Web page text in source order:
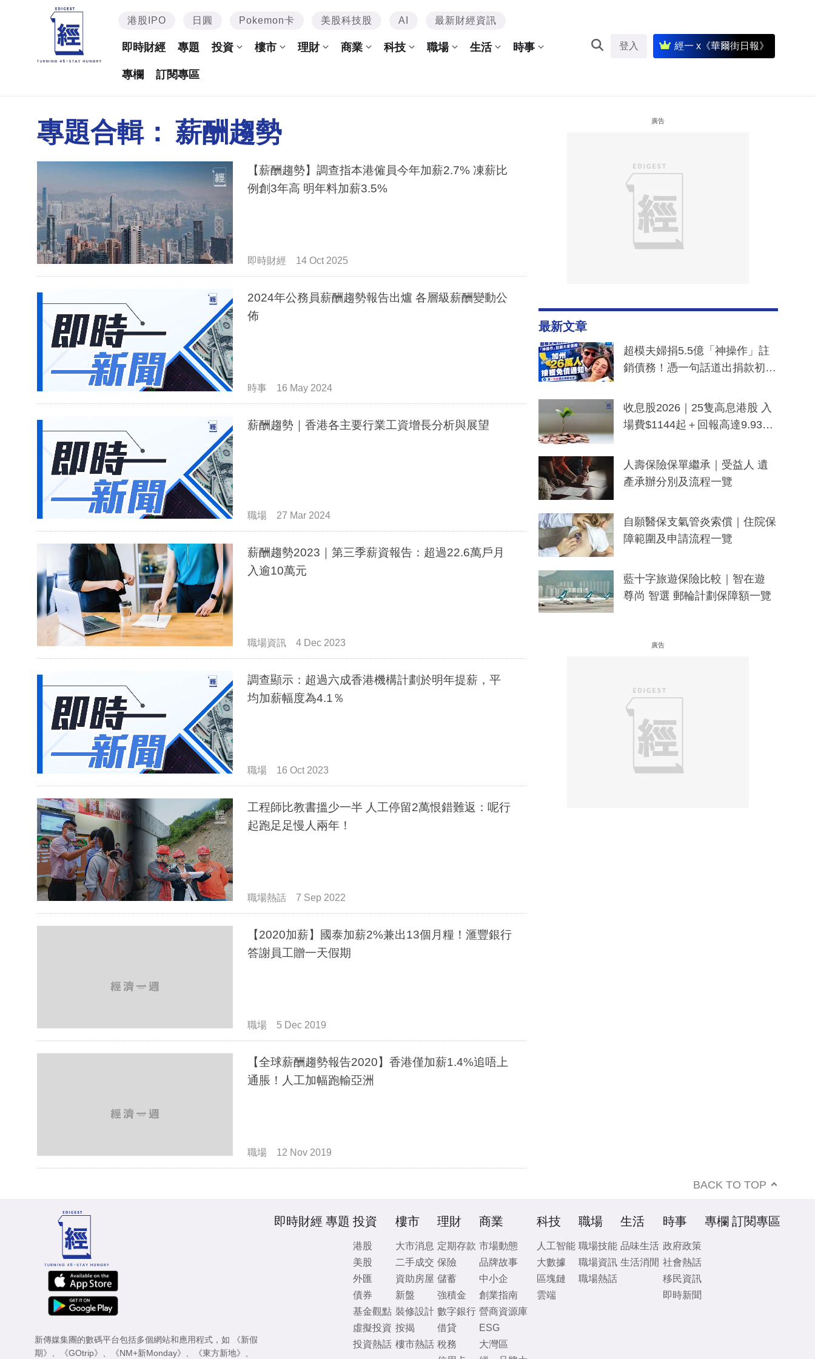
港股IPO 日圓 Pokemon卡 美股科技股 AI 最新財經資訊
即時財經 專題 投資 樓市 理財 商業 科技 職場 生活 時事
專欄 訂閱專區
登入 經一 x《華爾街日報》
專題合輯： 薪酬趨勢
【薪酬趨勢】調查指本港僱員今年加薪2.7% 凍薪比
例創3年高 明年料加薪3.5%
即時財經 14 Oct 2025
2024年公務員薪酬趨勢報告出爐 各層級薪酬變動公
佈
時事 16 May 2024
薪酬趨勢｜香港各主要行業工資增長分析與展望
職場 27 Mar 2024
薪酬趨勢2023｜第三季薪資報告：超過22.6萬戶月
入逾10萬元
職場資訊 4 Dec 2023
調查顯示：超過六成香港機構計劃於明年提薪，平
均加薪幅度為4.1％
職場 16 Oct 2023
工程師比教書搵少一半 人工停留2萬恨錯難返：呢行
起跑足足慢人兩年！
職場熱話 7 Sep 2022
【2020加薪】國泰加薪2%兼出13個月糧！滙豐銀行
答謝員工贈一天假期
職場 5 Dec 2019
【全球薪酬趨勢報告2020】香港僅加薪1.4%追唔上
通脹！人工加幅跑輸亞洲
職場 12 Nov 2019
廣告
最新文章
超模夫婦捐5.5億「神操作」註
銷債務！憑一句話道出捐款初
一度被誤當詐騙手段
收息股2026｜25隻高息港股 入
場費$1144起＋回報高達9.93
人壽保險保單繼承｜受益人 遺
產承辦分別及流程一覽
自願醫保支氣管炎索償｜住院保
障範圍及申請流程一覽
藍十字旅遊保險比較｜智在遊
尊尚 智選 郵輪計劃保障額一覽
廣告
BACK TO TOP
新傳媒集團的數碼平台包括多個網站和應用程式，如
《新假
期》
《GOtrip》 《NM+新Monday》 《東方新地》
即時財經 專題 投資
港股
美股
外匯
債券
基金觀點
虛擬投資
投資熱話
樓市
大市消息
二手成交
資助房屋
新盤
裝修設計
按揭
樓市熱話
理財
定期存款
保險
儲蓄
強積金
數字銀行
借貸
稅務
商業
市場動態
品牌故事
中小企
創業指南
營商資源庫
ESG
大灣區
科技
人工智能
大數據
區塊鏈
雲端
職場
職場技能
職場資訊
職場熱話
生活
品味生活
生活消閒
時事
政府政策
社會熱話
移民資訊
即時新聞
專欄 訂閱專區